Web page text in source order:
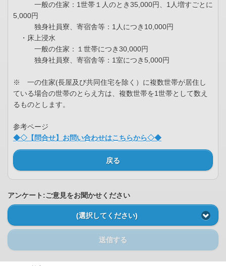
一般の住家：1世帯１人のとき35,000円、1人増すごとに
5,000円
独身社員寮、寄宿舎等：1人につき10,000円
・床上浸水
一般の住家：１世帯につき30,000円
独身社員寮、寄宿舎等：1室につき5,000円
※ 一の住家(長屋及び共同住宅を除く）に複数世帯が居住し
ている場合の世帯のとらえ方は、複数世帯を1世帯として数え
るものとします。
参考ページ
◆◇【問合せ】お問い合わせはこちらから◇◆
戻る
アンケート:ご意見をお聞かせください
(選択してください)
送信する